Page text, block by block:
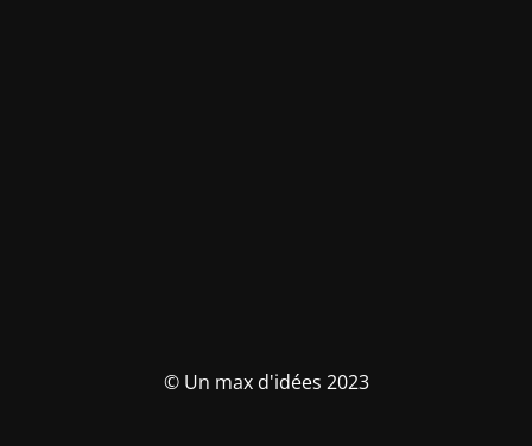
© Un max d'idées 2023